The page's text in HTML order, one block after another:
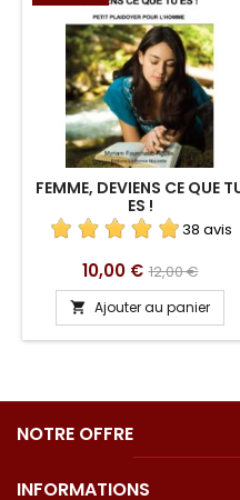
FEMME, DEVIENS CE QUE
ES !
38 avis
Prix
10,00 € Prix
de
base
12,00 €
 Ajouter au panier
NOTRE OFFRE
INFORMATIONS